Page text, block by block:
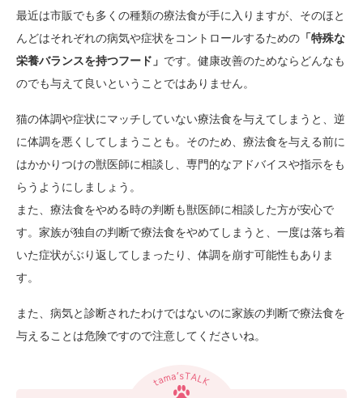
最近は市販でも多くの種類の療法食が手に入りますが、そのほと
んどはそれぞれの病気や症状をコントロールするための 「特殊な
栄養バランスを持つフード」 です。健康改善のためならどんなも
のでも与えて良いということではありません。
猫の体調や症状にマッチしていない療法食を与えてしまうと、逆
に体調を悪くしてしまうことも。そのため、療法食を与える前に
はかかりつけの獣医師に相談し、専門的なアドバイスや指示をも
らうようにしましょう。
また、療法食をやめる時の判断も獣医師に相談した方が安心で
す。家族が独自の判断で療法食をやめてしまうと、一度は落ち着
いた症状がぶり返してしまったり、体調を崩す可能性もありま
す。
また、病気と診断されたわけではないのに家族の判断で療法食を
与えることは危険ですので注意してくださいね。